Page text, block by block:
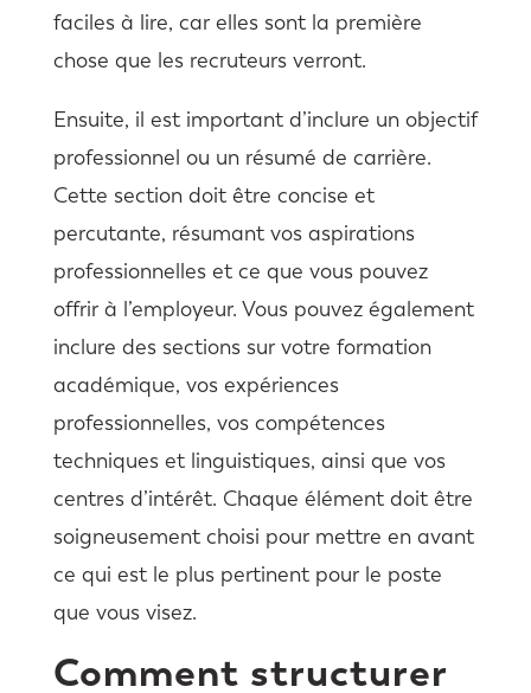
faciles à lire, car elles sont la première
chose que les recruteurs verront.
Ensuite, il est important d’inclure un objectif
professionnel ou un résumé de carrière.
Cette section doit être concise et
percutante, résumant vos aspirations
professionnelles et ce que vous pouvez
offrir à l’employeur. Vous pouvez également
inclure des sections sur votre formation
académique, vos expériences
professionnelles, vos compétences
techniques et linguistiques, ainsi que vos
centres d’intérêt. Chaque élément doit être
soigneusement choisi pour mettre en avant
ce qui est le plus pertinent pour le poste
que vous visez.
Comment structurer